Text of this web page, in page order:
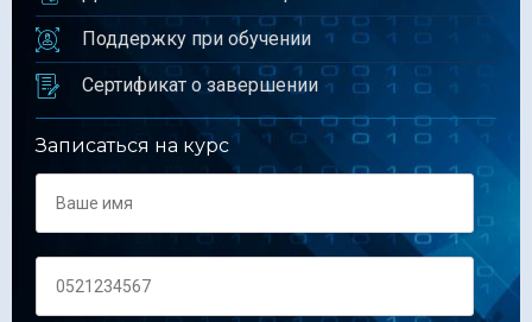
Поддержку при обучении
Сертификат о завершении
Записаться на курс